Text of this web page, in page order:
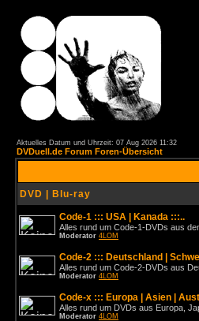
Aktuelles Datum und Uhrzeit: 07 Aug 2026 11:32
DVDuell.de Forum Foren-Übersicht
DVD | Blu-ray
Code-1 ::: USA | Kanada :::..
Alles rund um Code-1-DVDs aus
Moderator 4LOM
Code-2 ::: Deutschland |
Alles rund um Code-2-DVDs aus
Moderator 4LOM
Code-x ::: Europa | Asien |
Alles rund um DVDs aus Europa,
Moderator 4LOM